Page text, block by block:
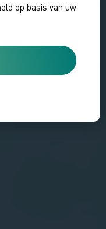
op basis van uw